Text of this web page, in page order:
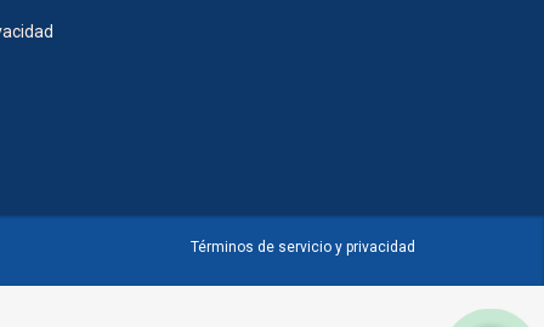
Términos de servicio y privacidad